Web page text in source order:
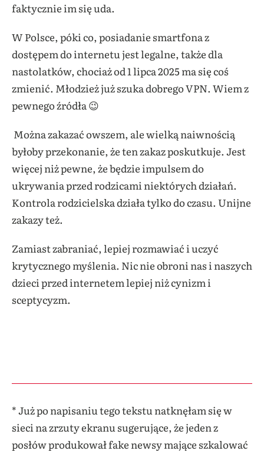
faktycznie im się uda.
W Polsce, póki co, posiadanie smartfona z
dostępem do internetu jest legalne, także dla
nastolatków, chociaż od 1 lipca 2025 ma się coś
zmienić. Młodzież już szuka dobrego VPN. Wiem z
pewnego źródła 😉
Można zakazać owszem, ale wielką naiwnością
byłoby przekonanie, że ten zakaz poskutkuje. Jest
więcej niż pewne, że będzie impulsem do
ukrywania przed rodzicami niektórych działań.
Kontrola rodzicielska działa tylko do czasu. Unijne
zakazy też.
Zamiast zabraniać, lepiej rozmawiać i uczyć
krytycznego myślenia. Nic nie obroni nas i naszych
dzieci przed internetem lepiej niż cynizm i
sceptycyzm.
* Już po napisaniu tego tekstu natknęłam się w
sieci na zrzuty ekranu sugerujące, że jeden z
posłów produkował fake newsy mające szkalować